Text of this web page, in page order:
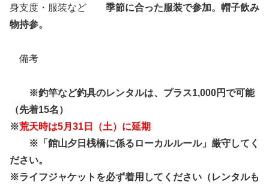
身支度・服装など 季節に合った服装で参加。帽子飲み
物持参。
備考
※釣竿など釣具のレンタルは、プラス1,000円で可能
（先着15名）
※荒天時は5月31日（土）に延期
※「館山夕日桟橋に係るローカルルール」厳守してく
ださい。
※ライフジャケットを必ず着用してください（レンタルも